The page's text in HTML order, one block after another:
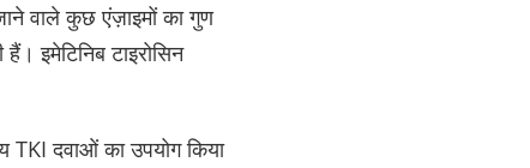
वाले कुछ एंज़ाइमों का गुण
इमेटिनिब टाइरोसिन
TKI दवाओं का उपयोग किया